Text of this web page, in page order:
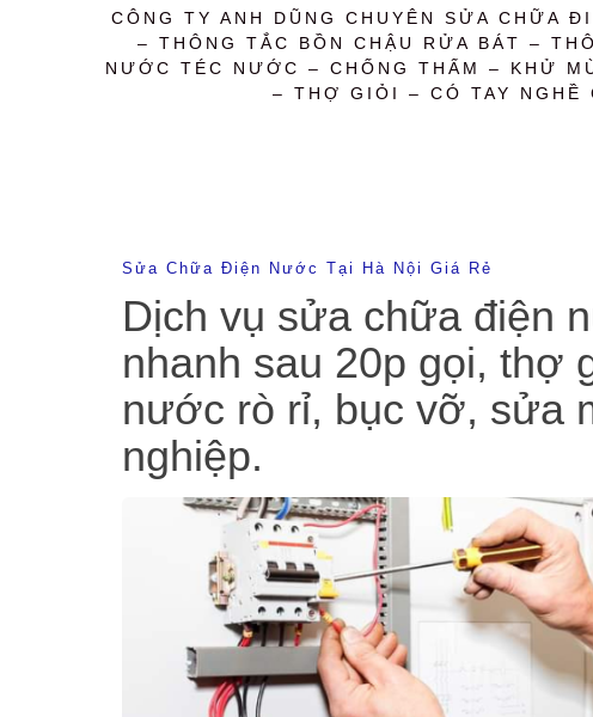
CÔNG TY ANH DŨNG CHUYÊN SỬA CHỮA
– THÔNG TẮC BỒN CHẬU RỬA BÁT –
NƯỚC TÉC NƯỚC – CHỐNG THẤM – KHỬ
– THỢ GIỎI – CÓ TAY
Sửa Chữa Điện Nước Tại Hà Nội Giá Rẻ
Dịch vụ sửa chữa điện
nhanh sau 20p gọi, thợ
nước rò rỉ, bục vỡ, sửa
nghiệp.